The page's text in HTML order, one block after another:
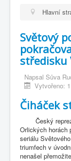
Výbor a
Závodníci
Termínový
Výsledky
Videogalerie
Fotogalerie
Hlavní
Světový
středisku
Napsal Sůva
Vytvořeno:
Čiháček
Český
Orlických horách
seriálu
triumfech v
nenašel